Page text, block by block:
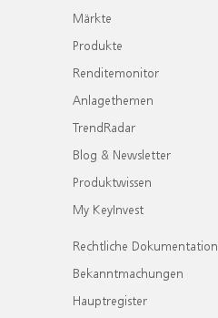
Märkte
Produkte
Renditemonitor
Anlagethemen
TrendRadar
Blog & Newsletter
Produktwissen
My KeyInvest
Rechtliche Dokumentation
Bekanntmachungen
Hauptregister